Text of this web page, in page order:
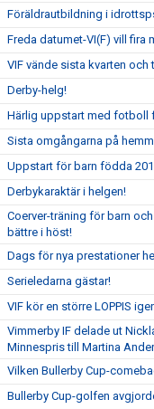
Föräldrautbildning i
Freda datumet-VI(F) vill fira
VIF vände sista kvarten
Derby-helg!
Härlig uppstart med fotboll
Sista omgångarna på
Uppstart för barn födda
Derbykaraktär i helgen!
Coerver-träning för barn
bättre i höst!
Dags för nya prestationer
Serieledarna gästar!
VIF kör en större LOPPIS
Vimmerby IF delade ut
Minnespris till Martina
Vilken Bullerby Cup-
Bullerby Cup-golfen